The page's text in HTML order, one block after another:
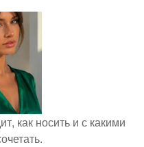
как носить и с какими